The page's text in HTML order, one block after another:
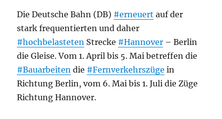
Die Deutsche Bahn (DB) #erneuert auf der
stark frequentierten und daher
#hochbelasteten Strecke #Hannover – Berlin
die Gleise. Vom 1. April bis 5. Mai betreffen die
#Bauarbeiten die #Fernverkehrszüge in
Richtung Berlin, vom 6. Mai bis 1. Juli die Züge
Richtung Hannover.